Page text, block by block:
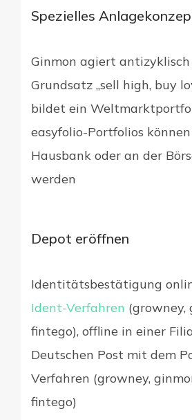
Spezielles
Ginmon agiert
Grundsatz „sell high, buy
bildet ein
easyfolio-Portfolios
Hausbank oder an der
werden
Depot eröffnen
Identitätsbestätigung
Ident-Verfahren (growney,
fintego), offline in einer
Deutschen Post mit dem
Verfahren (growney,
fintego)